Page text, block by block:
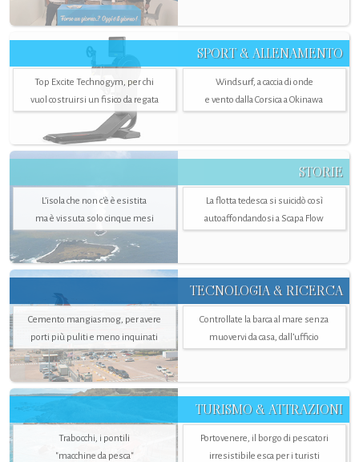
SPORT & ALLENAMENTO
Top Excite Technogym, per chi
vuol costruirsi un fisico da regata
Windsurf, a caccia di onde
e vento dalla Corsica a Okinawa
STORIE
L’isola che non c'è è esistita
ma è vissuta solo cinque mesi
La flotta tedesca si suicidò così
autoaffondandosi a Scapa Flow
TECNOLOGIA & RICERCA
Cemento mangiasmog, per avere
porti più puliti e meno inquinati
Controllate la barca al mare senza
muovervi da casa, dall’ufficio
TURISMO & ATTRAZIONI
Trabocchi, i pontili
"macchine da pesca"
Portovenere, il borgo di pescatori
irresistibile esca per i turisti